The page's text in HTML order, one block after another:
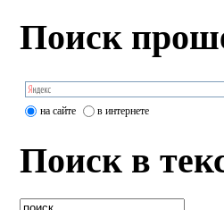
Поиск
на сайте в интернете
Поиск в